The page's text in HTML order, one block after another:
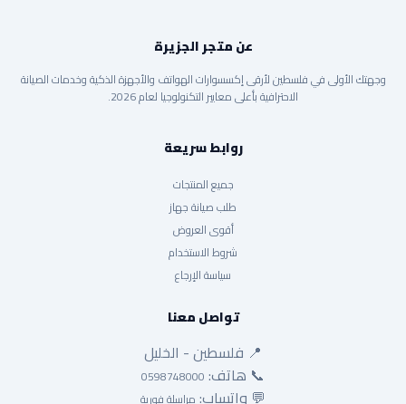
عن متجر الجزيرة
وجهتك الأولى في فلسطين لأرقى إكسسوارات الهواتف والأجهزة الذكية وخدمات الصيانة
الاحترافية بأعلى معايير التكنولوجيا لعام 2026.
روابط سريعة
جميع المنتجات
طلب صيانة جهاز
أقوى العروض
شروط الاستخدام
سياسة الإرجاع
تواصل معنا
📍 فلسطين - الخليل
📞 هاتف: 0598748000
💬 واتساب: مراسلة فورية